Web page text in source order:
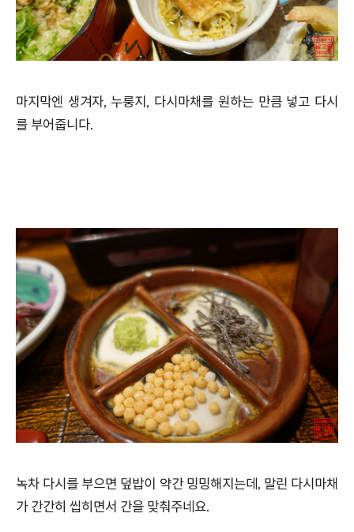
마지막엔 생겨자, 누룽지, 다시마채를 원하는 만큼 넣고 다시
를 부어줍니다.
녹차 다시를 부으면 덮밥이 약간 밍밍해지는데, 말린 다시마채
가 간간히 씹히면서 간을 맞춰주네요.